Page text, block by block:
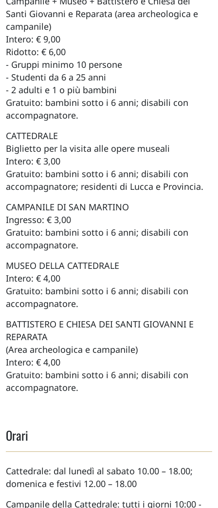
Santi Giovanni e Reparata (area archeologica e
campanile)
Intero: € 9,00
Ridotto: € 6,00
- Gruppi minimo 10 persone
- Studenti da 6 a 25 anni
- 2 adulti e 1 o più bambini
Gratuito: bambini sotto i 6 anni; disabili con
accompagnatore.
CATTEDRALE
Biglietto per la visita alle opere museali
Intero: € 3,00
Gratuito: bambini sotto i 6 anni; disabili con
accompagnatore; residenti di Lucca e Provincia.
CAMPANILE DI SAN MARTINO
Ingresso: € 3,00
Gratuito: bambini sotto i 6 anni; disabili con
accompagnatore.
MUSEO DELLA CATTEDRALE
Intero: € 4,00
Gratuito: bambini sotto i 6 anni; disabili con
accompagnatore.
BATTISTERO E CHIESA DEI SANTI GIOVANNI E
REPARATA
(Area archeologica e campanile)
Intero: € 4,00
Gratuito: bambini sotto i 6 anni; disabili con
accompagnatore.
Orari
Cattedrale: dal lunedì al sabato 10.00 – 18.00;
domenica e festivi 12.00 – 18.00
Campanile della Cattedrale: tutti i giorni 10:00 -